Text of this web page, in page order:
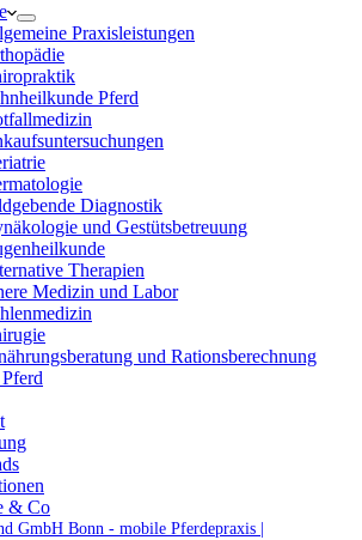
Praxisleistungen
Pferd
Diagnostik
und Gestütsbetreuung
Therapien
Medizin und Labor
und Rationsberechnung
& Co
GmbH Bonn - mobile Pferdepraxis |